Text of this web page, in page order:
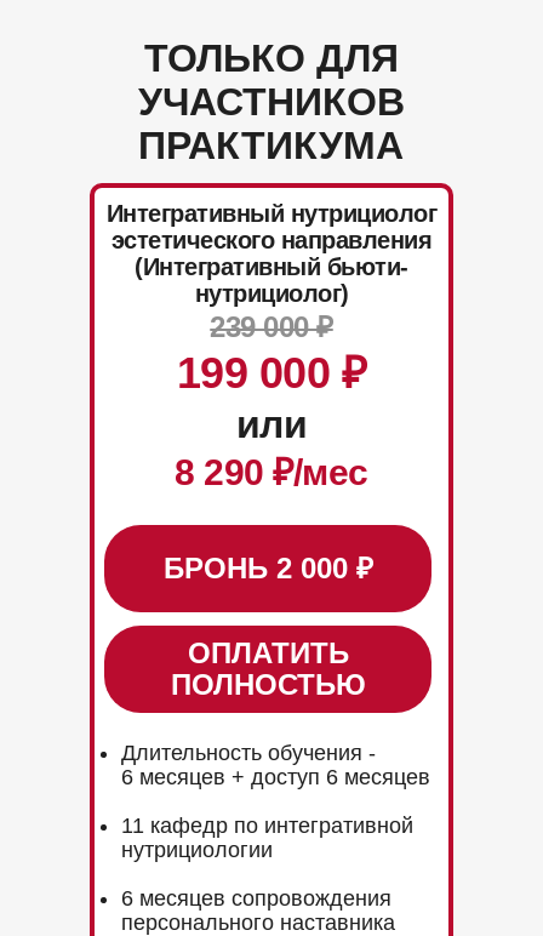
ТОЛЬКО ДЛЯ
УЧАСТНИКОВ
ПРАКТИКУМА
Интегративный нутрициолог
эстетического направления
(Интегративный бьюти-
нутрициолог)
239 000 ₽
199 000 ₽
или
8 290 ₽/мес
БРОНЬ 2 000 ₽
ОПЛАТИТЬ
ПОЛНОСТЬЮ
Длительность обучения -
6 месяцев + доступ 6 месяцев
11 кафедр по интегративной
нутрициологии
6 месяцев сопровождения
персонального наставника